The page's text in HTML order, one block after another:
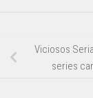
Viciosos
series